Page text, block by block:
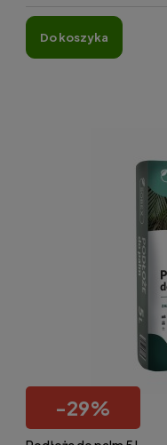
do koszyka
-29%